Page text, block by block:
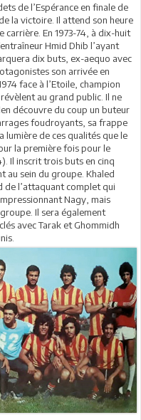
de l’Espérance en finale de
la victoire. Il attend son heure
En 1973-74, à dix-huit
Hmid Dhib l’ayant
dix buts, ex-aequo avec
son arrivée en
face à l’Etoile, champion
au grand public. Il ne
découvre du coup un buteur
foudroyants, sa frappe
lumière de ces qualités que le
la première fois pour le
Il inscrit trois buts en cinq
au sein du groupe. Khaled
de l’attaquant complet qui
Nagy, mais
Il sera également
avec Tarak et Ghommidh